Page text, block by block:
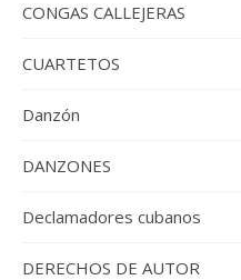
CONGAS CALLEJERAS
CUARTETOS
Danzón
DANZONES
Declamadores cubanos
DERECHOS DE AUTOR